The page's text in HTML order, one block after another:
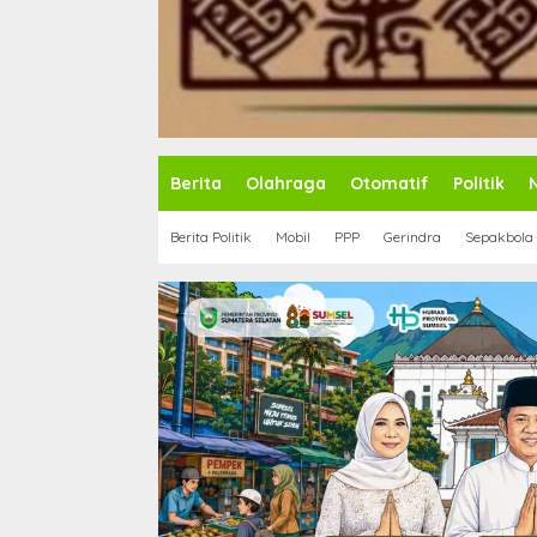
Berita Olahraga Otomatif Politik
Berita Politik Mobil PPP Gerindra Sepakbola